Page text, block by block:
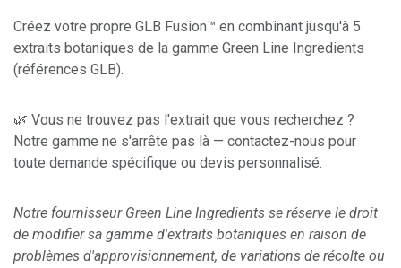
Créez votre propre GLB Fusion™ en combinant jusqu'à 5
extraits botaniques de la gamme Green Line Ingredients
(références GLB).
🌿 Vous ne trouvez pas l'extrait que vous recherchez ?
Notre gamme ne s'arrête pas là — contactez-nous pour
toute demande spécifique ou devis personnalisé.
Notre fournisseur Green Line Ingredients se réserve le droit
de modifier sa gamme d'extraits botaniques en raison de
problèmes d'approvisionnement, de variations de récolte ou